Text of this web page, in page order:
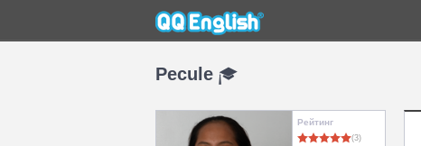
Pecule
Рейтинг